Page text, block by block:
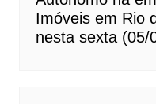
Imóveis em Rio
nesta sexta (05/